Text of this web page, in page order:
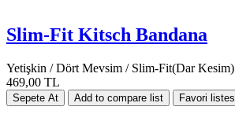
Slim-Fit Kitsch Bandana
Yetişkin / Dört Mevsim / Slim-Fit(Dar Kesim)
469,00 TL